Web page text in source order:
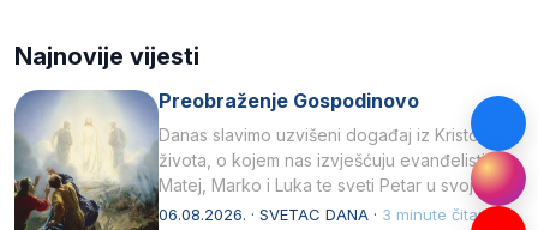
Najnovije vijesti
Preobraženje Gospodinovo
Danas slavimo uzvišeni događaj iz Kristova
života, o kojem nas izvješćuju evanđelisti
Matej, Marko i Luka te sveti Petar u svojoj
drugoj…
06.08.2026. · SVETAC DANA · 3 minute čitanja